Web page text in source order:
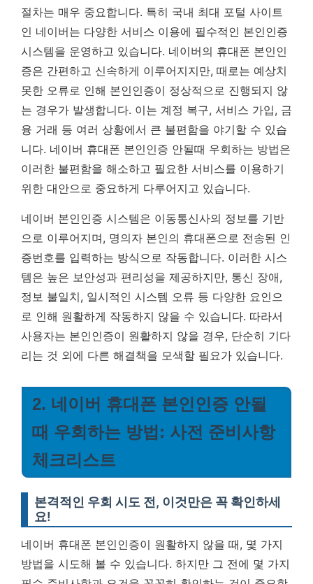
절차는 매우 중요합니다. 특히 국내 최대 포털 사이트
인 네이버는 다양한 서비스 이용에 필수적인 본인인증
시스템을 운영하고 있습니다. 네이버의 휴대폰 본인인
증은 간편하고 신속하게 이루어지지만, 때로는 예상치
못한 오류로 인해 본인인증이 정상적으로 진행되지 않
는 경우가 발생합니다. 이는 계정 복구, 서비스 가입, 금
융 거래 등 여러 상황에서 큰 불편함을 야기할 수 있습
니다. 네이버 휴대폰 본인인증 안될때 우회하는 방법은
이러한 불편함을 해소하고 필요한 서비스를 이용하기
위한 대안으로 중요하게 다루어지고 있습니다.
네이버 본인인증 시스템은 이동통신사의 정보를 기반
으로 이루어지며, 명의자 본인의 휴대폰으로 전송된 인
증번호를 입력하는 방식으로 작동합니다. 이러한 시스
템은 높은 보안성과 편리성을 제공하지만, 통신 장애,
정보 불일치, 일시적인 시스템 오류 등 다양한 요인으
로 인해 원활하게 작동하지 않을 수 있습니다. 따라서
사용자는 본인인증이 원활하지 않을 경우, 단순히 기다
리는 것 외에 다른 해결책을 모색할 필요가 있습니다.
2. 네이버 휴대폰 본인인증 안될
때 우회하는 방법: 사전 준비사항
체크리스트
본격적인 우회 시도 전, 이것만은 꼭 확인하세
요!
네이버 휴대폰 본인인증이 원활하지 않을 때, 몇 가지
방법을 시도해 볼 수 있습니다. 하지만 그 전에 몇 가지